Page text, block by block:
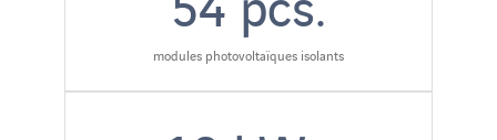
modules photovoltaïques isolants